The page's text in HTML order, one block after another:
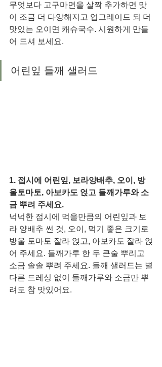
무엇보다 고구마면을 살짝 추가하면 맛
이 조금 더 다양해지고 업그레이드 되 더
맛있는 오이면 캐슈국수. 시원하게 만들
어 드셔 보세요.
어린잎 들깨 샐러드
1. 접시에 어린잎, 보라양배추, 오이, 방
울토마토, 아보카도 얹고 들깨가루와 소
금 뿌려 주세요.
넉넉한 접시에 먹을만큼의 어린잎과 보
라 양배추 썬 것, 오이, 먹기 좋은 크기로
방울 토마토 잘라 얹고, 아보카도 잘라 얹
어 주세요. 들깨가루 한 두 큰술 뿌리고
소금 솔솔 뿌려 주세요. 들깨 샐러드는 별
다른 드레싱 없이 들깨가루와 소금만 뿌
려도 참 맛있어요.